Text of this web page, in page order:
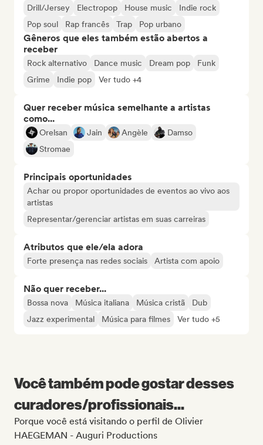
Drill/Jersey Electropop House music
Indie rock
Pop soul
Rap francês Trap Pop urbano
Gêneros que eles também estão abertos a
receber
Rock alternativo Dance music Dream pop
Funk
Grime
Indie pop Ver tudo +4
Quer receber música semelhante a artistas
como...
Orelsan Jain Angèle
Damso
Stromae
Principais oportunidades
Achar ou propor oportunidades de eventos ao vivo aos
artistas
Representar/gerenciar artistas em suas carreiras
Atributos que ele/ela adora
Forte presença nas redes sociais Artista com apoio
Não quer receber...
Bossa nova Música italiana Música cristã
Dub
Jazz experimental
Música para filmes Ver tudo +5
Você também pode gostar desses
curadores/profissionais...
Porque você está visitando o perfil de Olivier
HAEGEMAN - Auguri Productions